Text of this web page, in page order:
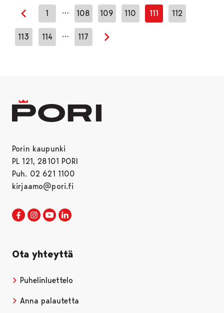
Edellinen sivu
1 … 108 109 110 111 112
113 114 … 117
Seuraava sivu
Porin kaupunki
PL 121, 28101 PORI
Puh. 02 621 1100
kirjaamo@pori.fi
Porin kaupunki Facebookissa
Avautuu uudessa välilehdessä
Porin kaupunki Instagramissa
Avautuu uudessa välilehdessä
Porin kaupunki Youtubessa
Avautuu uudessa välilehdessä
Ota yhteyttä
Puhelinluettelo
Anna palautetta